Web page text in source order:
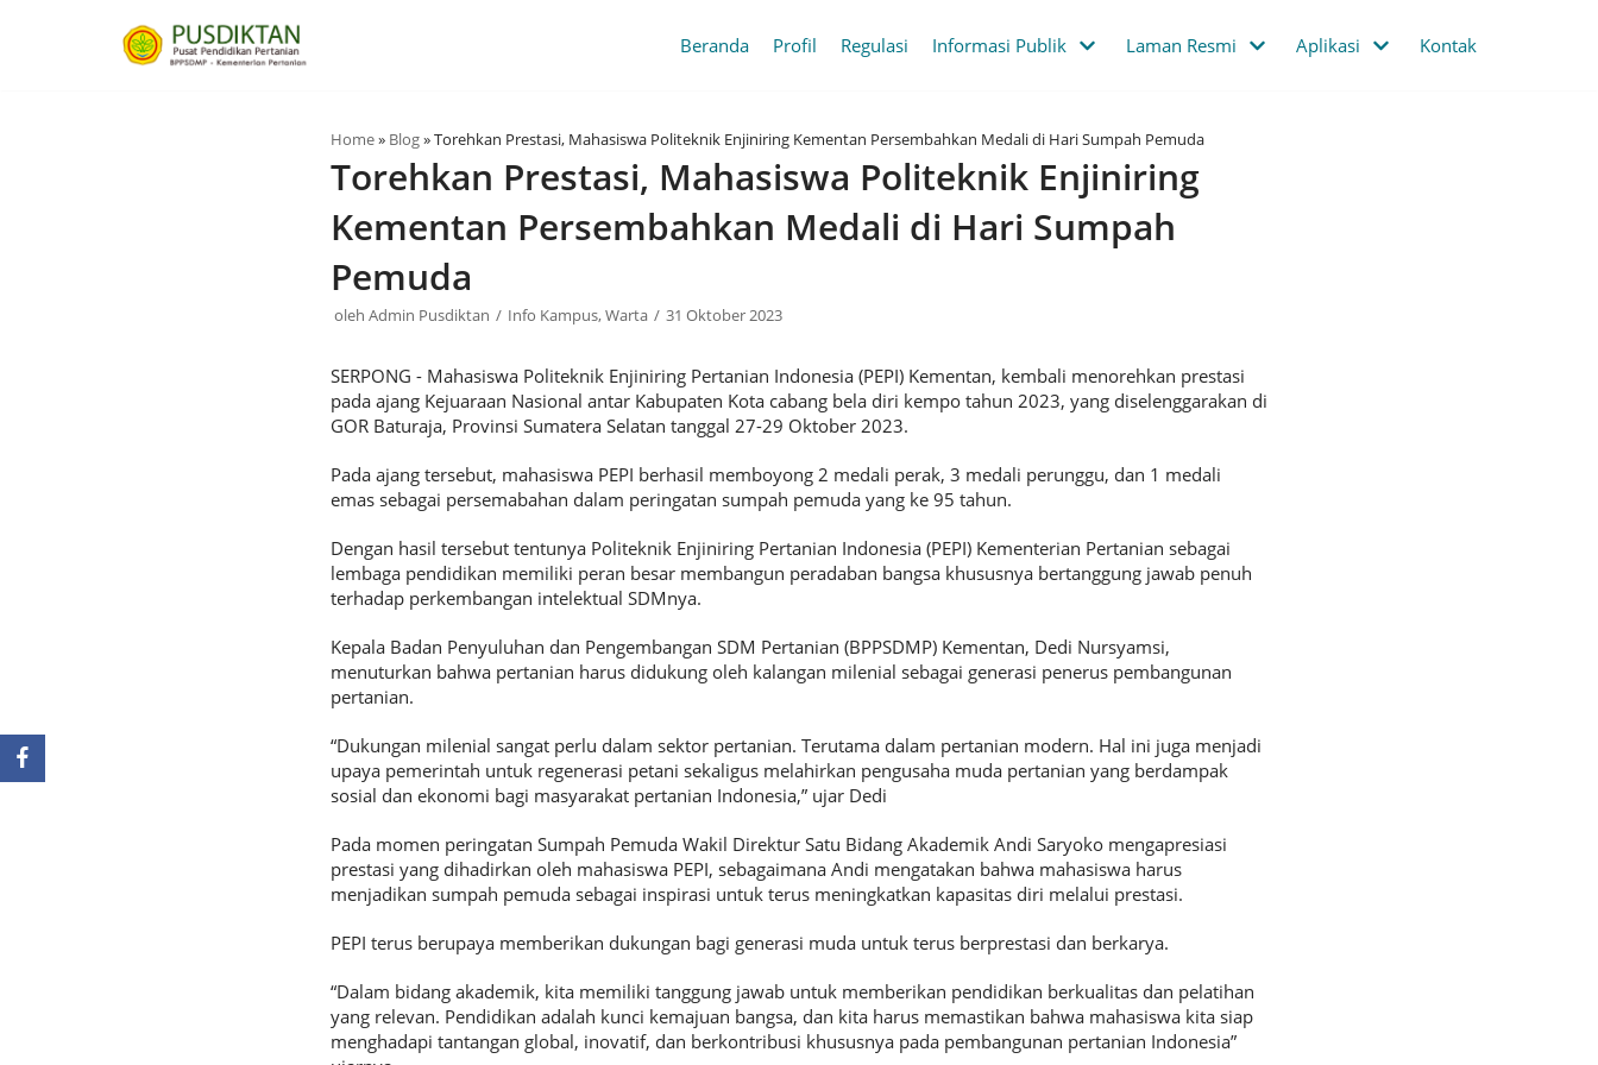
Beranda Profil Regulasi Informasi Publik Laman Resmi Aplikasi Kontak
Home» Blog»Torehkan Prestasi, Mahasiswa Politeknik Enjiniring Kementan Persembahkan Medali di Hari Sumpah Pemuda
Torehkan Prestasi, Mahasiswa Politeknik Enjiniring
Kementan Persembahkan Medali di Hari Sumpah
Pemuda
oleh Admin Pusdiktan Info Kampus,Warta 31 Oktober 2023
SERPONG - Mahasiswa Politeknik Enjiniring Pertanian Indonesia (PEPI) Kementan, kembali menorehkan prestasi
pada ajang Kejuaraan Nasional antar Kabupaten Kota cabang bela diri kempo tahun 2023, yang diselenggarakan di
GOR Baturaja, Provinsi Sumatera Selatan tanggal 27-29 Oktober 2023.
Pada ajang tersebut, mahasiswa PEPI berhasil memboyong 2 medali perak, 3 medali perunggu, dan 1 medali
emas sebagai persemabahan dalam peringatan sumpah pemuda yang ke 95 tahun.
Dengan hasil tersebut tentunya Politeknik Enjiniring Pertanian Indonesia (PEPI) Kementerian Pertanian sebagai
lembaga pendidikan memiliki peran besar membangun peradaban bangsa khususnya bertanggung jawab penuh
terhadap perkembangan intelektual SDMnya.
Kepala Badan Penyuluhan dan Pengembangan SDM Pertanian (BPPSDMP) Kementan, Dedi Nursyamsi,
menuturkan bahwa pertanian harus didukung oleh kalangan milenial sebagai generasi penerus pembangunan
pertanian.
“Dukungan milenial sangat perlu dalam sektor pertanian. Terutama dalam pertanian modern. Hal ini juga menjadi
upaya pemerintah untuk regenerasi petani sekaligus melahirkan pengusaha muda pertanian yang berdampak
sosial dan ekonomi bagi masyarakat pertanian Indonesia,” ujar Dedi
Pada momen peringatan Sumpah Pemuda Wakil Direktur Satu Bidang Akademik Andi Saryoko mengapresiasi
prestasi yang dihadirkan oleh mahasiswa PEPI, sebagaimana Andi mengatakan bahwa mahasiswa harus
menjadikan sumpah pemuda sebagai inspirasi untuk terus meningkatkan kapasitas diri melalui prestasi.
PEPI terus berupaya memberikan dukungan bagi generasi muda untuk terus berprestasi dan berkarya.
“Dalam bidang akademik, kita memiliki tanggung jawab untuk memberikan pendidikan berkualitas dan pelatihan
yang relevan. Pendidikan adalah kunci kemajuan bangsa, dan kita harus memastikan bahwa mahasiswa kita siap
menghadapi tantangan global, inovatif, dan berkontribusi khususnya pada pembangunan pertanian Indonesia”